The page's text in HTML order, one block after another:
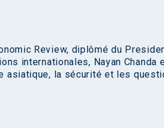
Review, diplômé du
internationales, Nayan Chanda
asiatique, la sécurité et les